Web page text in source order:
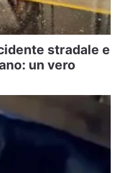
stradale e
un vero